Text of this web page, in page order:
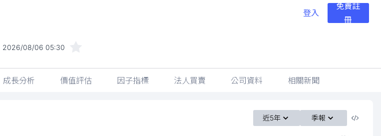
登入
免費註
冊
2026/08/06 05:30
成長分析 價值評估 因子指標 法人買賣 公司資料 相關新聞
近5年 季報